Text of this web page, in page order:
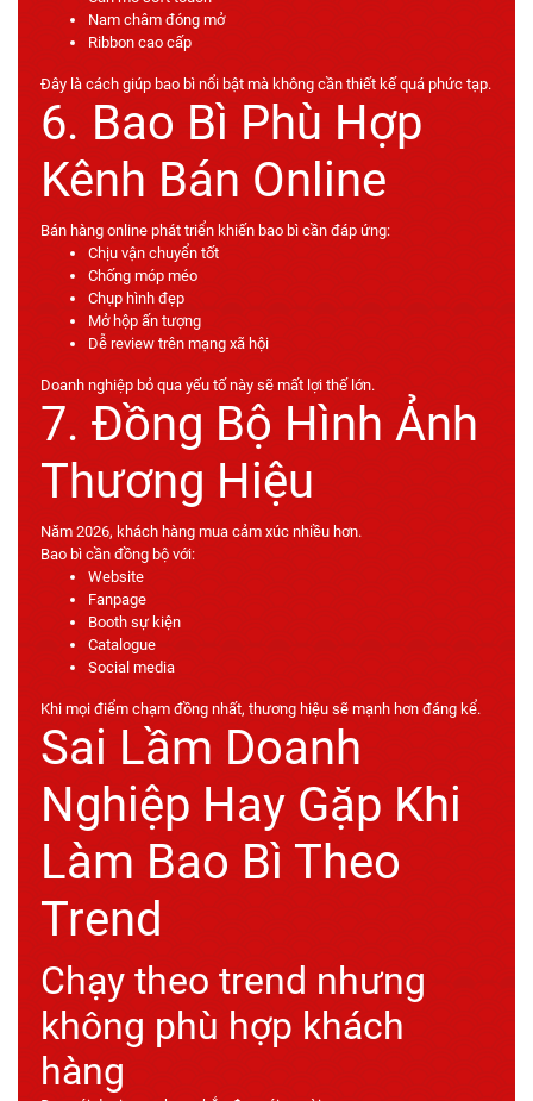
Nam châm đóng mở
Ribbon cao cấp
Đây là cách giúp bao bì nổi bật mà không cần thiết kế quá phức tạp.
6. Bao Bì Phù Hợp
Kênh Bán Online
Bán hàng online phát triển khiến bao bì cần đáp ứng:
Chịu vận chuyển tốt
Chống móp méo
Chụp hình đẹp
Mở hộp ấn tượng
Dễ review trên mạng xã hội
Doanh nghiệp bỏ qua yếu tố này sẽ mất lợi thế lớn.
7. Đồng Bộ Hình Ảnh
Thương Hiệu
Năm 2026, khách hàng mua cảm xúc nhiều hơn.
Bao bì cần đồng bộ với:
Website
Fanpage
Booth sự kiện
Catalogue
Social media
Khi mọi điểm chạm đồng nhất, thương hiệu sẽ mạnh hơn đáng kể.
Sai Lầm Doanh
Nghiệp Hay Gặp Khi
Làm Bao Bì Theo
Trend
Chạy theo trend nhưng
không phù hợp khách
hàng